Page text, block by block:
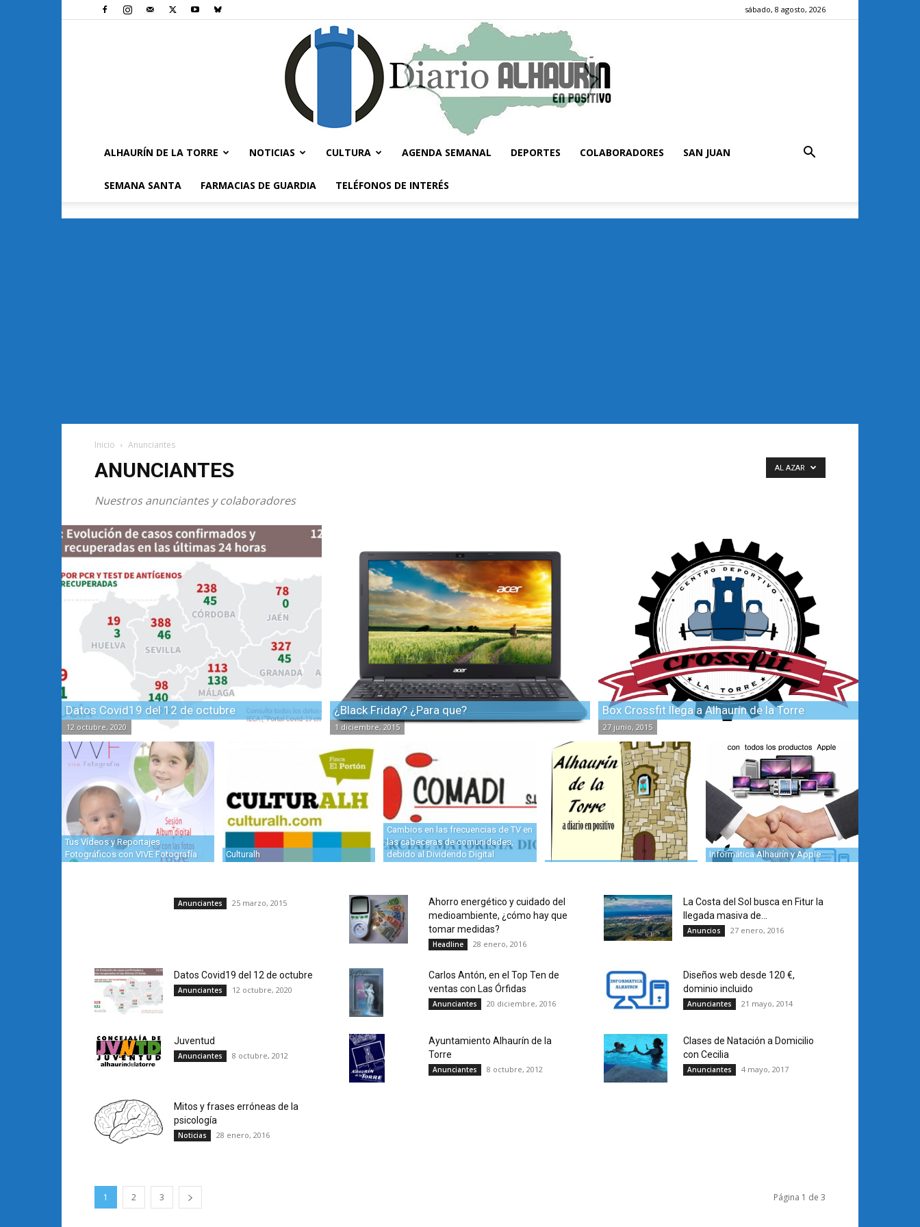
sábado, 8 agosto, 2026
ALHAURÍN DE LA TORRE NOTICIAS CULTURA AGENDA SEMANAL DEPORTES COLABORADORES SAN JUAN
SEMANA SANTA FARMACIAS DE GUARDIA TELÉFONOS DE INTERÉS
Inicio Anunciantes
ANUNCIANTES
Nuestros anunciantes y colaboradores
AL AZAR
Datos Covid19 del 12 de octubre
12 octubre, 2020
¿Black Friday? ¿Para que?
1 diciembre, 2015
Box Crossfit llega a Alhaurín de la Torre
27 junio, 2015
Tus Vídeos y Reportajes
Fotográficos con VIVE Fotografía
Culturalh
Cambios en las frecuencias de TV en
las cabeceras de comunidades,
debido al Dividendo Digital
Informática Alhaurín y Apple
Anunciantes 25 marzo, 2015
Ahorro energético y cuidado del
medioambiente, ¿cómo hay que
tomar medidas?
Headline 28 enero, 2016
La Costa del Sol busca en Fitur la
llegada masiva de...
Anuncios 27 enero, 2016
Datos Covid19 del 12 de octubre
Anunciantes 12 octubre, 2020
Carlos Antón, en el Top Ten de
ventas con Las Órfidas
Anunciantes 20 diciembre, 2016
Diseños web desde 120 €,
dominio incluido
Anunciantes 21 mayo, 2014
Juventud
Anunciantes 8 octubre, 2012
Ayuntamiento Alhaurín de la
Torre
Anunciantes 8 octubre, 2012
Clases de Natación a Domicilio
con Cecilia
Anunciantes 4 mayo, 2017
Mitos y frases erróneas de la
psicología
Noticias 28 enero, 2016
1 2 3 Página 1 de 3